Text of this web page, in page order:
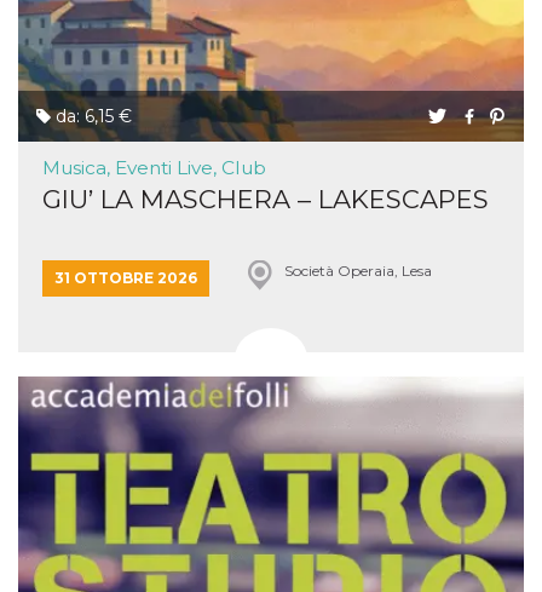
da: 6,15 €
Musica, Eventi Live, Club
GIU’ LA MASCHERA – LAKESCAPES
31 OTTOBRE 2026 Società Operaia, Lesa